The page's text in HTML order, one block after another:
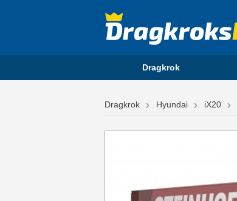
Dragkrok
Dragkrok Hyundai iX20